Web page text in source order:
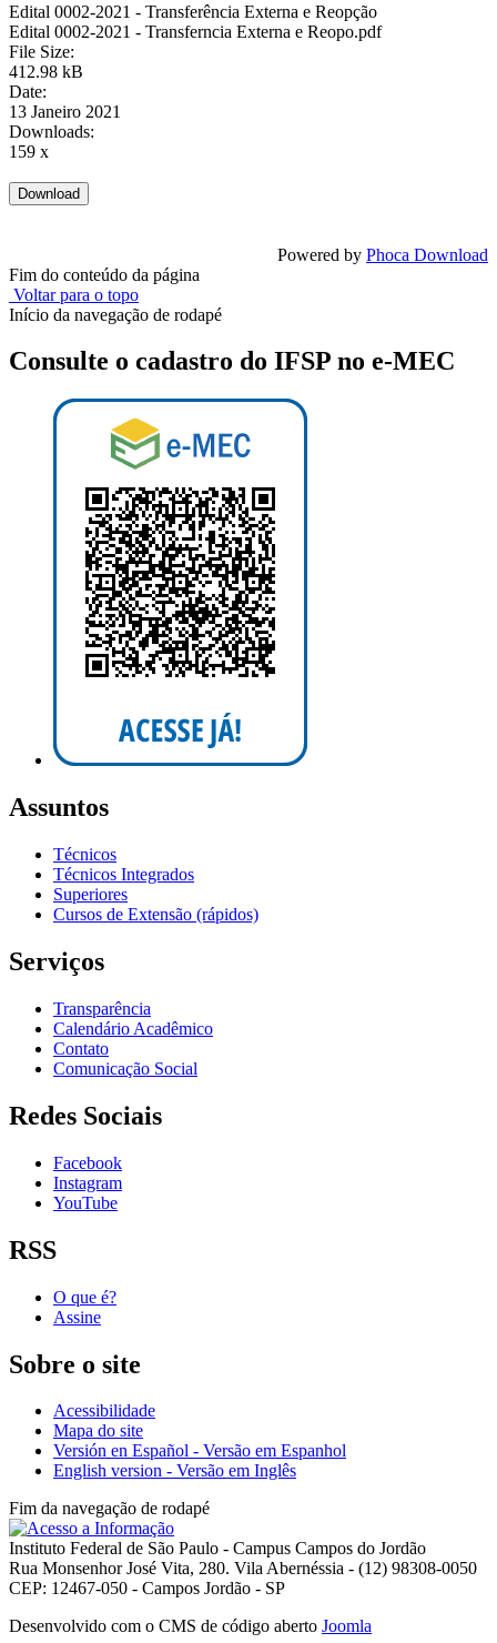
Edital 0002-2021 - Transferência Externa e Reopção
Edital 0002-2021 - Transferncia Externa e Reopo.pdf
File Size:
412.98 kB
Date:
13 Janeiro 2021
Downloads:
159 x
Powered by Phoca Download
Fim do conteúdo da página
Voltar para o topo
Início da navegação de rodapé
Consulte o cadastro do IFSP no e-MEC
Assuntos
Técnicos
Técnicos Integrados
Superiores
Cursos de Extensão (rápidos)
Serviços
Transparência
Calendário Acadêmico
Contato
Comunicação Social
Redes Sociais
Facebook
Instagram
YouTube
RSS
O que é?
Assine
Sobre o site
Acessibilidade
Mapa do site
Versión en Español - Versão em Espanhol
English version - Versão em Inglês
Fim da navegação de rodapé
Instituto Federal de São Paulo - Campus Campos do Jordão
Rua Monsenhor José Vita, 280. Vila Abernéssia - (12) 98308-0050
CEP: 12467-050 - Campos Jordão - SP
Desenvolvido com o CMS de código aberto Joomla